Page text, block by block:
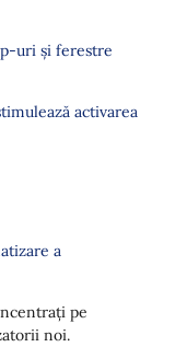
uri și ferestre
activarea
a
pe
noi.